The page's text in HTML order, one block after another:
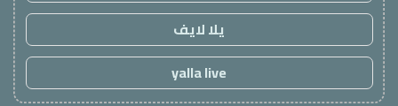
يلا لايف
yalla live